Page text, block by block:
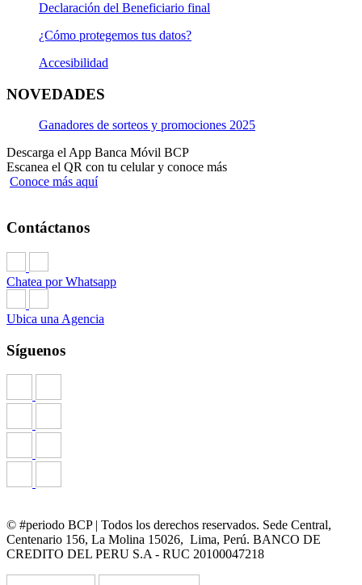
Declaración del Beneficiario final
¿Cómo protegemos tus datos?
Accesibilidad
NOVEDADES
Ganadores de sorteos y promociones 2025
Descarga el App Banca Móvil BCP
Escanea el QR con tu celular y conoce más
Conoce más aquí
Contáctanos
Chatea por Whatsapp
Ubica una Agencia
Síguenos
© #periodo BCP | Todos los derechos reservados. Sede Central,
Centenario 156, La Molina 15026, Lima, Perú. BANCO DE
CREDITO DEL PERU S.A - RUC 20100047218